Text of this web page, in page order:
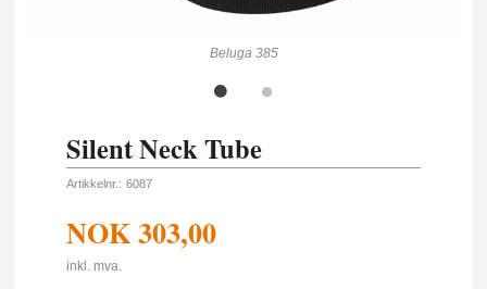
Beluga 385
Silent Neck Tube
Artikkelnr.: 6087
NOK303,00
inkl. mva.